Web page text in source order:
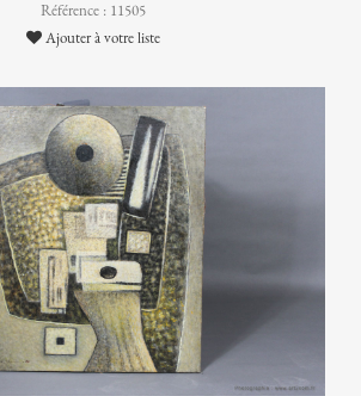
Référence : 11505
Ajouter à votre liste